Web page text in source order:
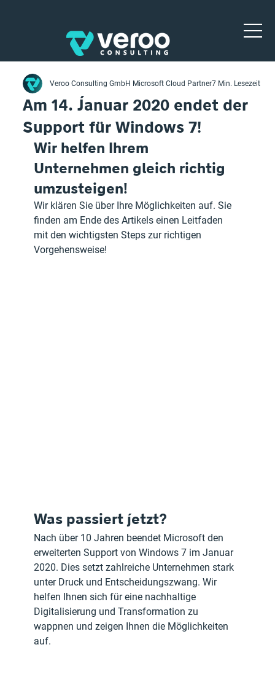
Am 14. Januar 2020 endet der
Support für Windows 7!
Veroo Consulting GmbH Microsoft Cloud Partner7 Min. Lesezeit
Wir helfen Ihrem
Unternehmen gleich richtig
umzusteigen!
Wir klären Sie über Ihre Möglichkeiten auf. Sie
finden am Ende des Artikels einen Leitfaden
mit den wichtigsten Steps zur richtigen
Vorgehensweise!
Was passiert jetzt?
Nach über 10 Jahren beendet Microsoft den
erweiterten Support von Windows 7 im Januar
2020. Dies setzt zahlreiche Unternehmen stark
unter Druck und Entscheidungszwang. Wir
helfen Ihnen sich für eine nachhaltige
Digitalisierung und Transformation zu
wappnen und zeigen Ihnen die Möglichkeiten
auf.